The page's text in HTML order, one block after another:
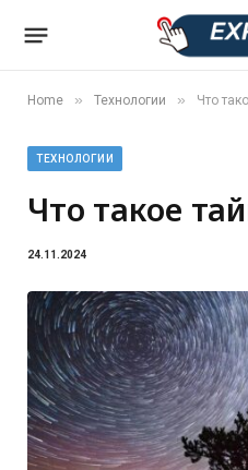
Home » Технологии » Что
ТЕХНОЛОГИИ
Что такое
24.11.2024